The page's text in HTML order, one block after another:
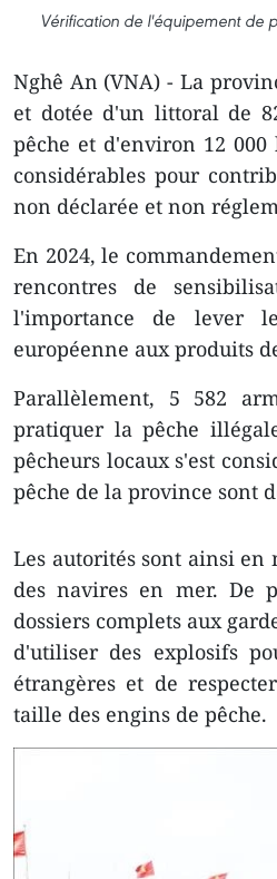
Vérification de l'équipement de
Nghê An (VNA) - La
et dotée d'un littoral de
pêche et d'environ 12
considérables pour
non déclarée et non
En 2024, le
rencontres de
l'importance de lever
européenne aux produits
Parallèlement, 5 582
pratiquer la pêche
pêcheurs locaux s'est
pêche de la province sont
Les autorités sont ainsi en
des navires en mer. De
dossiers complets aux
d'utiliser des explosifs
étrangères et de
taille des engins de pêche.